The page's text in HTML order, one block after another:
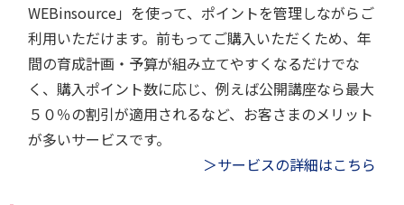
WEBinsource」を使って、ポイントを管理しながらご
利用いただけます。前もってご購入いただくため、年
間の育成計画・予算が組み立てやすくなるだけでな
く、購入ポイント数に応じ、例えば公開講座なら最大
５０％の割引が適用されるなど、お客さまのメリット
が多いサービスです。
＞サービスの詳細はこちら